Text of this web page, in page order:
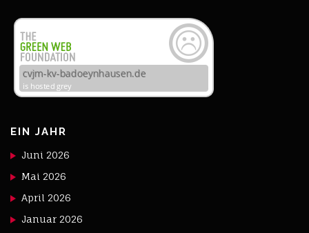
EIN JAHR
Juni 2026
Mai 2026
April 2026
Januar 2026